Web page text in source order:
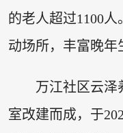
的老人超过1100
动场所，丰富晚年
万江社区云泽
室改建而成，于